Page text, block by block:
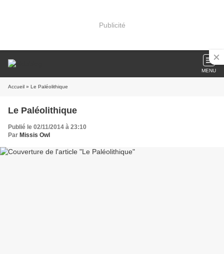
Publicité
MENU
Accueil » Le Paléolithique
Le Paléolithique
Publié le 02/11/2014 à 23:10
Par Missis Owl